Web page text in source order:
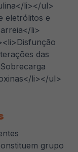
li></ul>
eletrólitos e
li>
das
li></ul>
grupo